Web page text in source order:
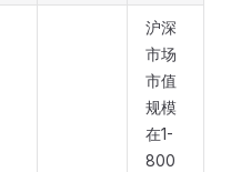
沪深
市场
市值
规模
在1-
800